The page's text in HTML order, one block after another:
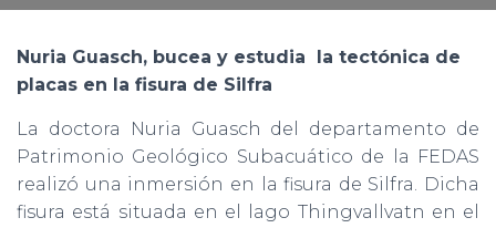
Nuria Guasch, bucea y estudia la tectónica de
placas en la fisura de Silfra
La doctora Nuria Guasch del departamento de
Patrimonio Geológico Subacuático de la FEDAS
realizó una inmersión en la fisura de Silfra. Dicha
fisura está situada en el lago Thingvallvatn en el